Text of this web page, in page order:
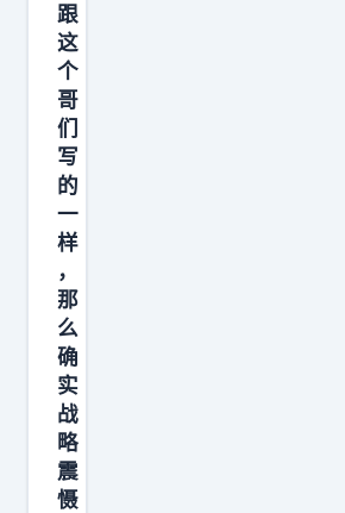
跟
这
个
哥
们
写
的
一
样
，
那
么
确
实
战
略
震
慑